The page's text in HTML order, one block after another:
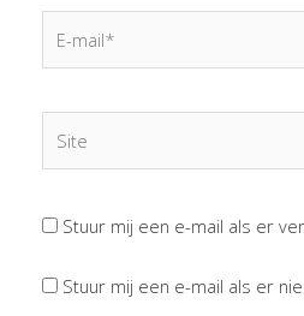
mail*
Stuur mij een e-mail als er
Stuur mij een e-mail als er